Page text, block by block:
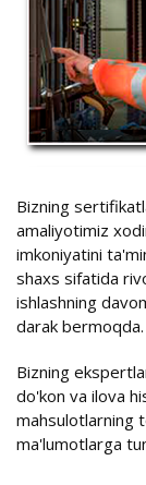
Bizning
amaliyotimiz
imkoniyatini
shaxs sifatida
ishlashning
darak bermoqda.
Bizning
do'kon va ilova
mahsulotlarning
ma'lumotlarga